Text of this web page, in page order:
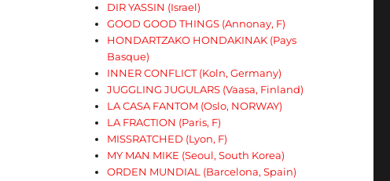
DIR YASSIN (Israel)
GOOD GOOD THINGS (Annonay, F)
HONDARTZAKO HONDAKINAK (Pays
Basque)
INNER CONFLICT (Koln, Germany)
JUGGLING JUGULARS (Vaasa, Finland)
LA CASA FANTOM (Oslo, NORWAY)
LA FRACTION (Paris, F)
MISSRATCHED (Lyon, F)
MY MAN MIKE (Seoul, South Korea)
ORDEN MUNDIAL (Barcelona, Spain)